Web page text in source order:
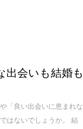
出会いも結婚も
「良い出会いに恵まれな
はないでしょうか。 結